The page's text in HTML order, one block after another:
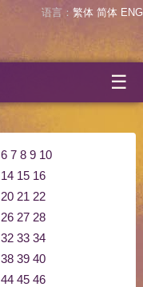
语言： 繁体 简体 ENG
☰
6 7 8 9 10
14 15 16
20 21 22
26 27 28
32 33 34
38 39 40
44 45 46